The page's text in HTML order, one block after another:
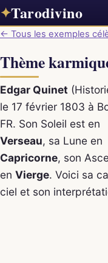
✦Tarodivino
← Tous les exemples
Thème
Edgar Quinet
le 17 février 1803 à
FR. Son Soleil est en
Verseau, sa Lune en
Capricorne, son
en Vierge. Voici sa
ciel et son